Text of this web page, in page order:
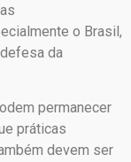
o Brasil,
da
permanecer
práticas
devem ser